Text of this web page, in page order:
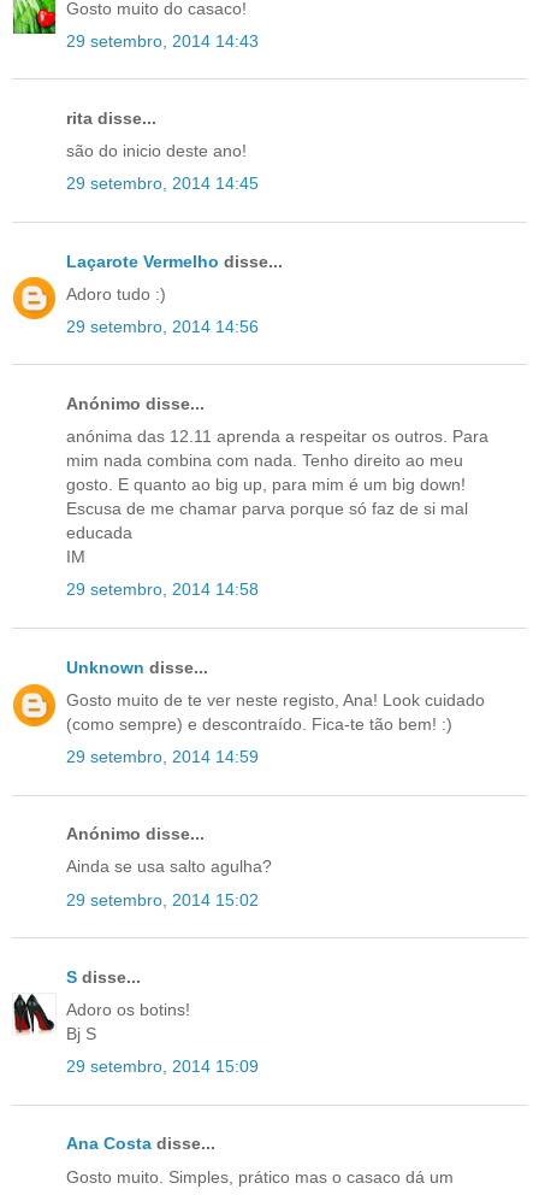
Gosto muito do casaco!
29 setembro, 2014 14:43
rita disse...
são do inicio deste ano!
29 setembro, 2014 14:45
Laçarote Vermelho disse...
Adoro tudo :)
29 setembro, 2014 14:56
Anónimo disse...
anónima das 12.11 aprenda a respeitar os outros. Para
mim nada combina com nada. Tenho direito ao meu
gosto. E quanto ao big up, para mim é um big down!
Escusa de me chamar parva porque só faz de si mal
educada
IM
29 setembro, 2014 14:58
Unknown disse...
Gosto muito de te ver neste registo, Ana! Look cuidado
(como sempre) e descontraído. Fica-te tão bem! :)
29 setembro, 2014 14:59
Anónimo disse...
Ainda se usa salto agulha?
29 setembro, 2014 15:02
S disse...
Adoro os botins!
Bj S
29 setembro, 2014 15:09
Ana Costa disse...
Gosto muito. Simples, prático mas o casaco dá um